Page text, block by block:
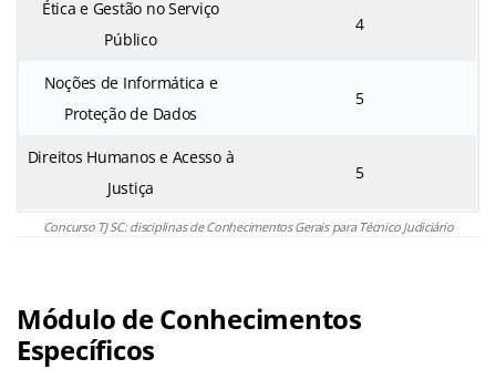
Ética e Gestão no Serviço
Público
4
Noções de Informática e
Proteção de Dados
5
Direitos Humanos e Acesso à
Justiça
5
Concurso TJ SC: disciplinas de Conhecimentos Gerais para Técnico Judiciário
Módulo de Conhecimentos
Específicos